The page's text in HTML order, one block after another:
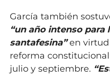
García también
“un año intenso para
santafesina”en virtud
reforma
julio y septiembre.